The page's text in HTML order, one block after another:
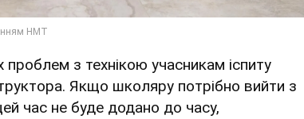
проблем з технікою учасникам іспиту
Якщо школяру потрібно вийти з
час не буде додано до часу,